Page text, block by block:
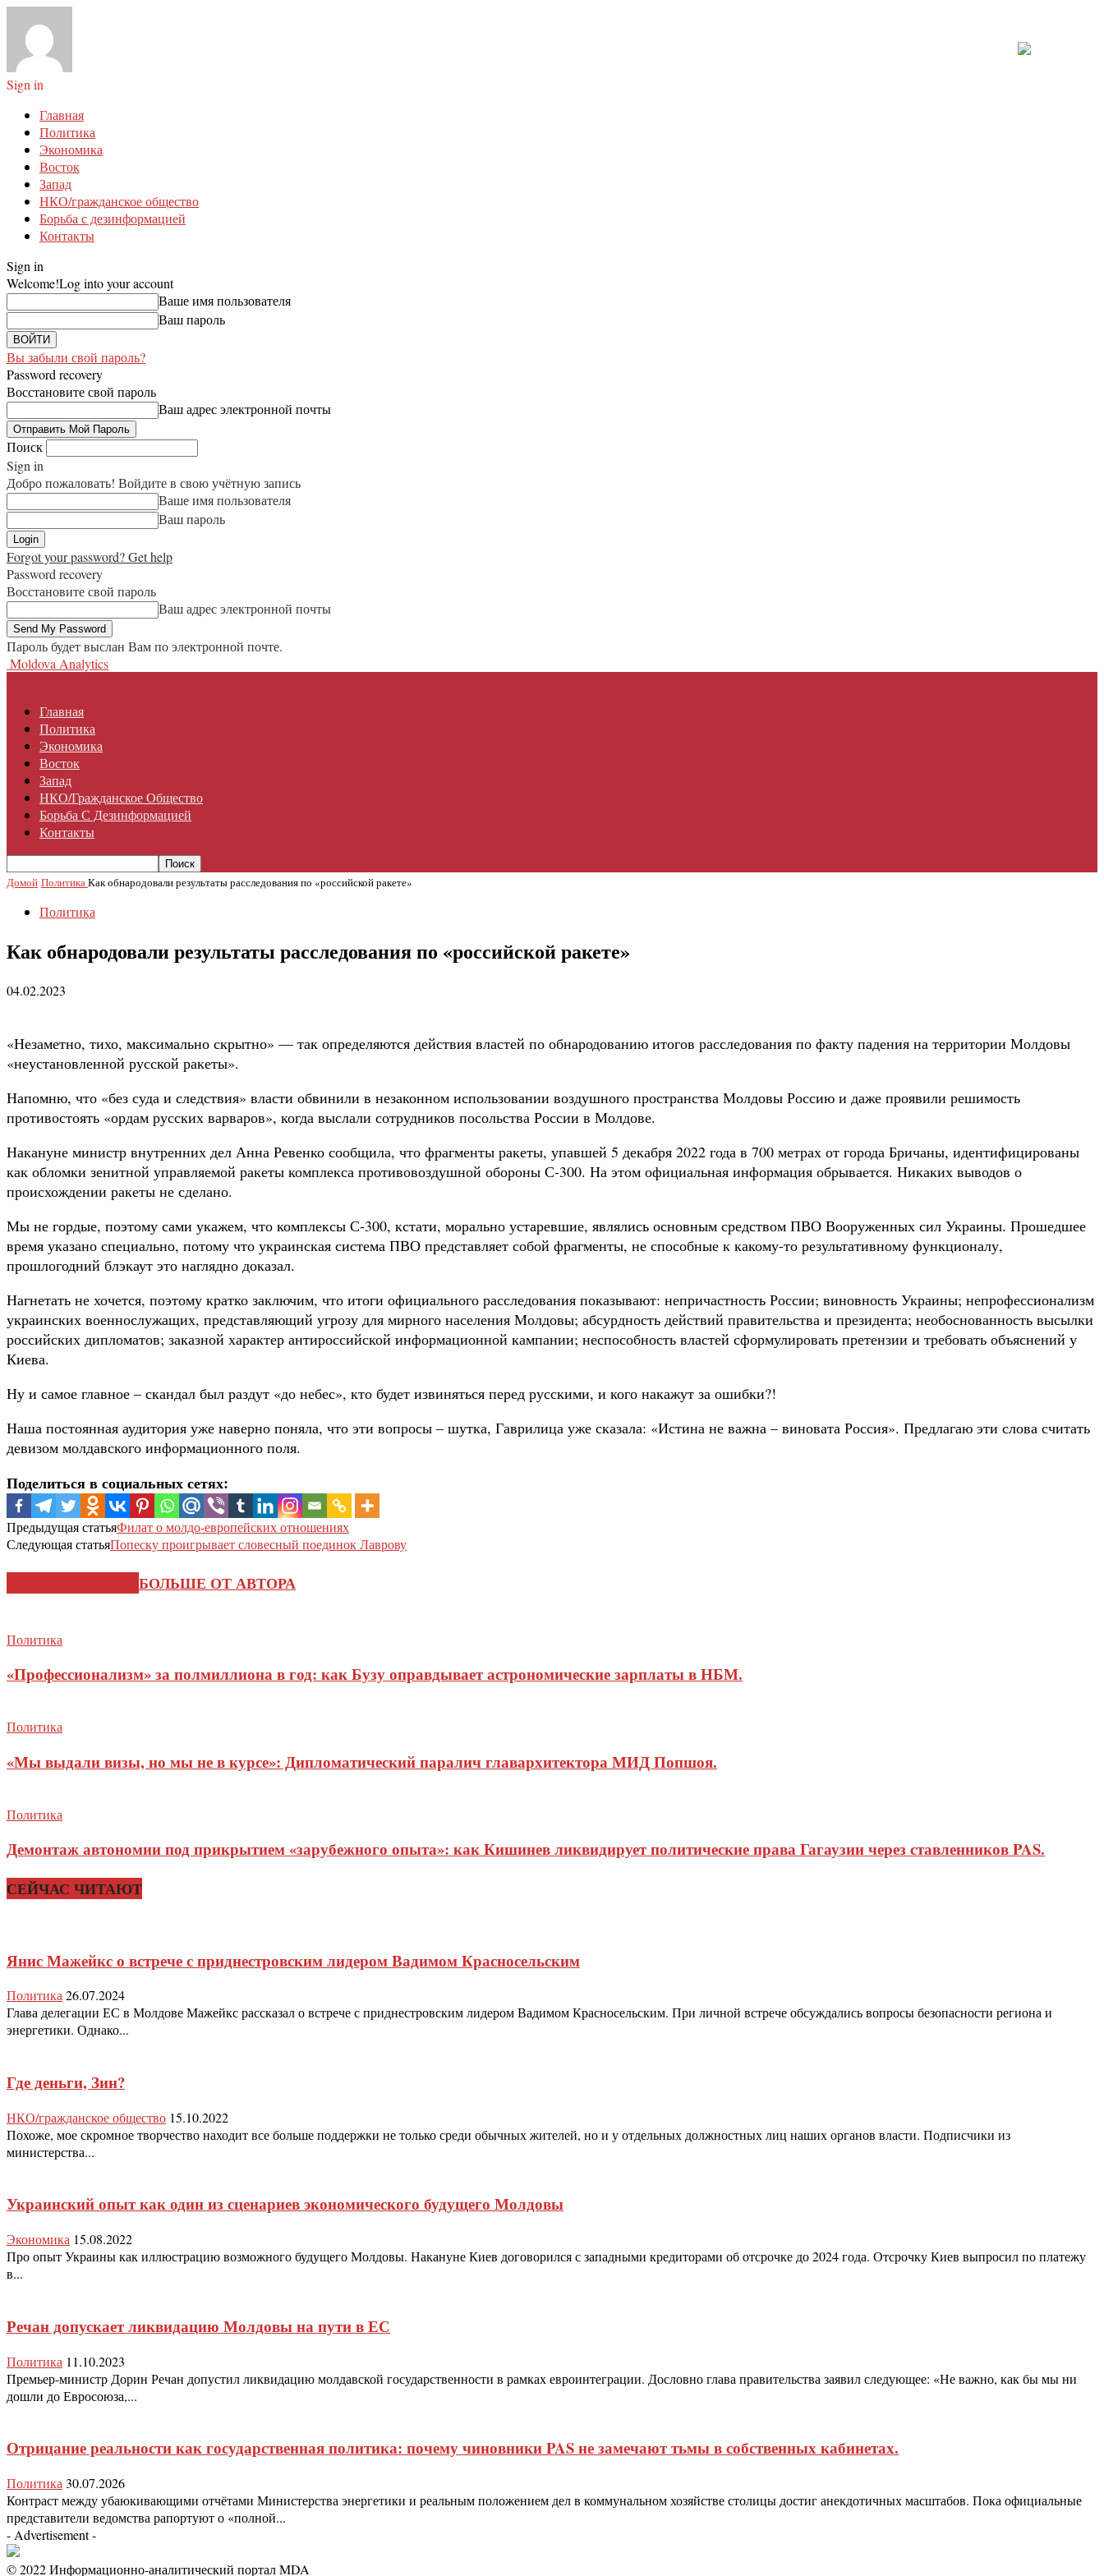
Sign in
Главная
Политика
Экономика
Восток
Запад
НКО/гражданское общество
Борьба с дезинформацией
Контакты
Sign in
Welcome!Log into your account
Ваше имя пользователя
Ваш пароль
Вы забыли свой пароль?
Password recovery
Восстановите свой пароль
Ваш адрес электронной почты
Поиск
Sign in
Добро пожаловать! Войдите в свою учётную запись
Ваше имя пользователя
Ваш пароль
Forgot your password? Get help
Password recovery
Восстановите свой пароль
Ваш адрес электронной почты
Пароль будет выслан Вам по электронной почте.
Moldova Analytics
Главная
Политика
Экономика
Восток
Запад
НКО/гражданское Общество
Борьба С Дезинформацией
Контакты
Домой ПолитикаКак обнародовали результаты расследования по «российской ракете»
Политика
Как обнародовали результаты расследования по «российской ракете»
04.02.2023
«Незаметно, тихо, максимально скрытно» — так определяются действия властей по обнародованию итогов расследования по факту падения на территории Молдовы
«неустановленной русской ракеты».
Напомню, что «без суда и следствия» власти обвинили в незаконном использовании воздушного пространства Молдовы Россию и даже проявили решимость
противостоять «ордам русских варваров», когда выслали сотрудников посольства России в Молдове.
Накануне министр внутренних дел Анна Ревенко сообщила, что фрагменты ракеты, упавшей 5 декабря 2022 года в 700 метрах от города Бричаны, идентифицированы
как обломки зенитной управляемой ракеты комплекса противовоздушной обороны С-300. На этом официальная информация обрывается. Никаких выводов о
происхождении ракеты не сделано.
Мы не гордые, поэтому сами укажем, что комплексы С-300, кстати, морально устаревшие, являлись основным средством ПВО Вооруженных сил Украины. Прошедшее
время указано специально, потому что украинская система ПВО представляет собой фрагменты, не способные к какому-то результативному функционалу,
прошлогодний блэкаут это наглядно доказал.
Нагнетать не хочется, поэтому кратко заключим, что итоги официального расследования показывают: непричастность России; виновность Украины; непрофессионализм
украинских военнослужащих, представляющий угрозу для мирного населения Молдовы; абсурдность действий правительства и президента; необоснованность высылки
российских дипломатов; заказной характер антироссийской информационной кампании; неспособность властей сформулировать претензии и требовать объяснений у
Киева.
Ну и самое главное – скандал был раздут «до небес», кто будет извиняться перед русскими, и кого накажут за ошибки?!
Наша постоянная аудитория уже наверно поняла, что эти вопросы – шутка, Гаврилица уже сказала: «Истина не важна – виновата Россия». Предлагаю эти слова считать
девизом молдавского информационного поля.
Поделиться в социальных сетях:
Предыдущая статьяФилат о молдо-европейских отношениях
Следующая статьяПопеску проигрывает словесный поединок Лаврову
БОЛЬШЕ ОТ АВТОРА
Политика
«Профессионализм» за полмиллиона в год: как Бузу оправдывает астрономические зарплаты в НБМ.
Политика
«Мы выдали визы, но мы не в курсе»: Дипломатический паралич главархитектора МИД Попшоя.
Политика
Демонтаж автономии под прикрытием «зарубежного опыта»: как Кишинев ликвидирует политические права Гагаузии через ставленников PAS.
СЕЙЧАС ЧИТАЮТ
Янис Мажейкс о встрече с приднестровским лидером Вадимом Красносельским
Политика26.07.2024
Глава делегации ЕС в Молдове Мажейкс рассказал о встрече с приднестровским лидером Вадимом Красносельским. При личной встрече обсуждались вопросы безопасности региона и
энергетики. Однако...
Где деньги, Зин?
НКО/гражданское общество 15.10.2022
Похоже, мое скромное творчество находит все больше поддержки не только среди обычных жителей, но и у отдельных должностных лиц наших органов власти. Подписчики из
министерства...
Украинский опыт как один из сценариев экономического будущего Молдовы
Экономика 15.08.2022
Про опыт Украины как иллюстрацию возможного будущего Молдовы. Накануне Киев договорился с западными кредиторами об отсрочке до 2024 года. Отсрочку Киев выпросил по платежу
в...
Речан допускает ликвидацию Молдовы на пути в ЕС
Политика 11.10.2023
Премьер-министр Дорин Речан допустил ликвидацию молдавской государственности в рамках евроинтеграции. Дословно глава правительства заявил следующее: «Не важно, как бы мы ни
дошли до Евросоюза,...
Отрицание реальности как государственная политика: почему чиновники PAS не замечают тьмы в собственных кабинетах.
Политика 30.07.2026
Контраст между убаюкивающими отчётами Министерства энергетики и реальным положением дел в коммунальном хозяйстве столицы достиг анекдотичных масштабов. Пока официальные
представители ведомства рапортуют о «полной...
- Advertisement -
© 2022 Информационно-аналитический портал MDA